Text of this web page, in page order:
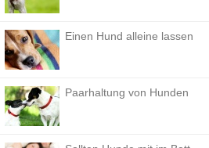
Einen Hund alleine lassen
Paarhaltung von Hunden